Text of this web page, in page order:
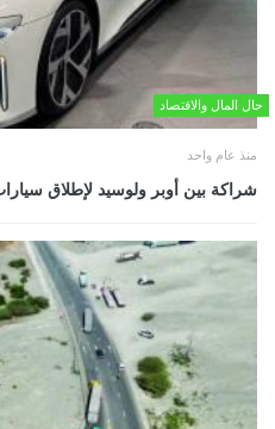
حال المال والاقتصاد
منذ عام واحد
شراكة بين أوبر ولوسيد لإطلاق